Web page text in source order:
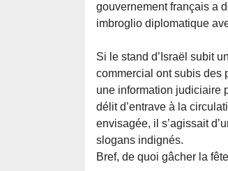
gouvernement français a
imbroglio diplomatique
Si le stand d’Israël subit
commercial ont subis des
une information judiciaire
délit d’entrave à la
envisagée, il s’agissait
slogans indignés.
Bref, de quoi gâcher la